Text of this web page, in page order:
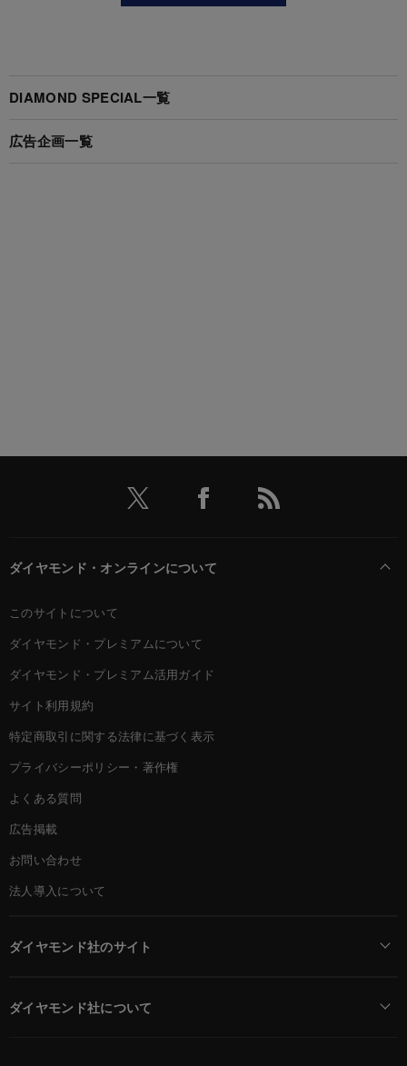
DIAMOND SPECIAL一覧
広告企画一覧
ダイヤモンド・オンラインについて
このサイトについて
ダイヤモンド・プレミアムについて
ダイヤモンド・プレミアム活用ガイド
サイト利用規約
特定商取引に関する法律に基づく表示
プライバシーポリシー・著作権
よくある質問
広告掲載
お問い合わせ
法人導入について
ダイヤモンド社のサイト
ダイヤモンド社について